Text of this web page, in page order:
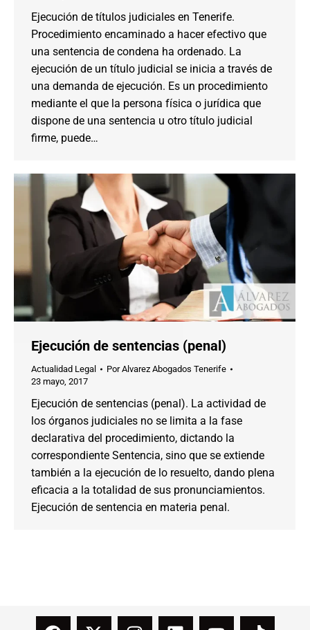
Ejecución de títulos judiciales en Tenerife.
Procedimiento encaminado a hacer efectivo que
una sentencia de condena ha ordenado. La
ejecución de un título judicial se inicia a través de
una demanda de ejecución. Es un procedimiento
mediante el que la persona física o jurídica que
dispone de una sentencia u otro título judicial
firme, puede…
Ejecución de sentencias (penal)
Actualidad Legal PorAlvarez Abogados Tenerife
23 mayo, 2017
Ejecución de sentencias (penal). La actividad de
los órganos judiciales no se limita a la fase
declarativa del procedimiento, dictando la
correspondiente Sentencia, sino que se extiende
también a la ejecución de lo resuelto, dando plena
eficacia a la totalidad de sus pronunciamientos.
Ejecución de sentencia en materia penal.